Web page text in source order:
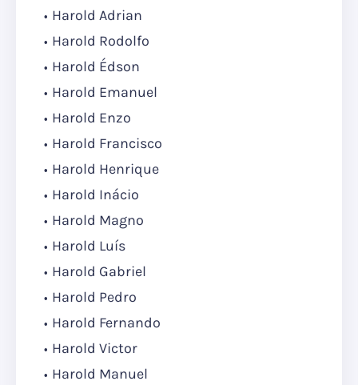
Harold Adrian
Harold Rodolfo
Harold Édson
Harold Emanuel
Harold Enzo
Harold Francisco
Harold Henrique
Harold Inácio
Harold Magno
Harold Luís
Harold Gabriel
Harold Pedro
Harold Fernando
Harold Victor
Harold Manuel